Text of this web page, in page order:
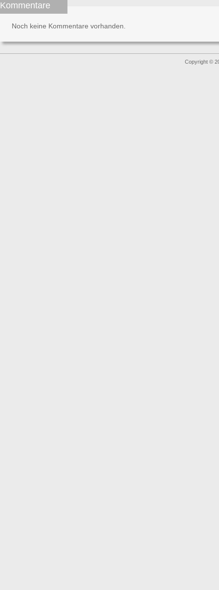
Kommentare
Noch keine Kommentare vorhanden.
Copyright ©